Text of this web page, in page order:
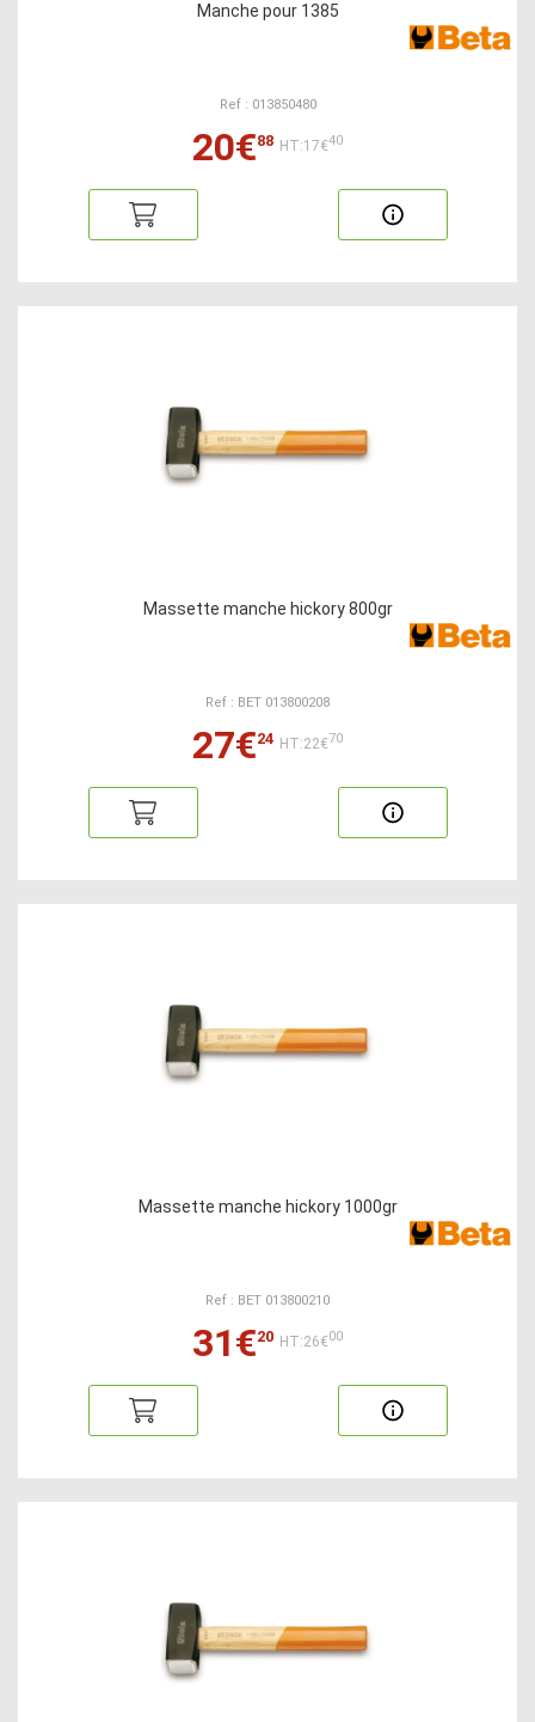
Manche pour 1385
Ref : 013850480
20€88 HT:17€40
Massette manche hickory 800gr
Ref : BET 013800208
27€24 HT:22€70
Massette manche hickory 1000gr
Ref : BET 013800210
31€20 HT:26€00